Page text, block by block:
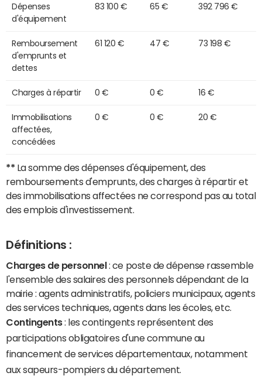
Dépenses
d'équipement
83 100 € 65 € 392 796 €
Remboursement
d'emprunts et
dettes
61 120 € 47 € 73 198 €
Charges à répartir 0 € 0 € 16 €
Immobilisations
affectées,
concédées
0 € 0 € 20 €
** La somme des dépenses d'équipement, des
remboursements d'emprunts, des charges à répartir et
des immobilisations affectées ne correspond pas au total
des emplois d'investissement.
Définitions :
Charges de personnel : ce poste de dépense rassemble
l'ensemble des salaires des personnels dépendant de la
mairie : agents administratifs, policiers municipaux, agents
des services techniques, agents dans les écoles, etc.
Contingents: les contingents représentent des
participations obligatoires d'une commune au
financement de services départementaux, notamment
aux sapeurs-pompiers du département.